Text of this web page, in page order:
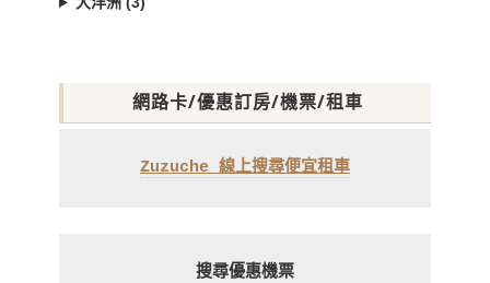
網路卡/優惠訂房/機票/租車
Zuzuche 線上搜尋便宜租車
搜尋優惠機票